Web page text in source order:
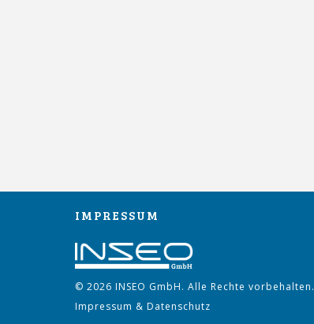
IMPRESSUM
© 2026 INSEO GmbH. Alle Rechte vorbehalten.
Impressum & Datenschutz